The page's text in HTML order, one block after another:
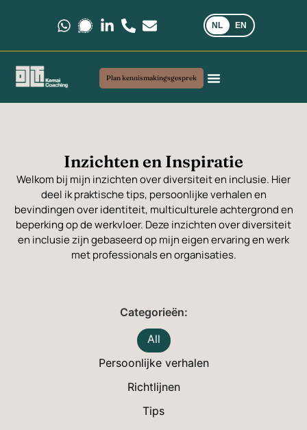
Stuur ons een bericht via WhatsApp.
Stuur ons een bericht via Signal.
Volg ons op LinkedIn.
Bel ons op +31 6 35 69 03 40
Stuur ons een e-mail via
NL EN
Plan kennismakingsgesprek
Inzichten en Inspiratie
Welkom bij mijn inzichten over diversiteit en inclusie. Hier
deel ik praktische tips, persoonlijke verhalen en
bevindingen over identiteit, multiculturele achtergrond en
beperking op de werkvloer. Deze inzichten over diversiteit
en inclusie zijn gebaseerd op mijn eigen ervaring en werk
met professionals en organisaties.
Persoonlijke verhalen
Richtlijnen
Tips
All